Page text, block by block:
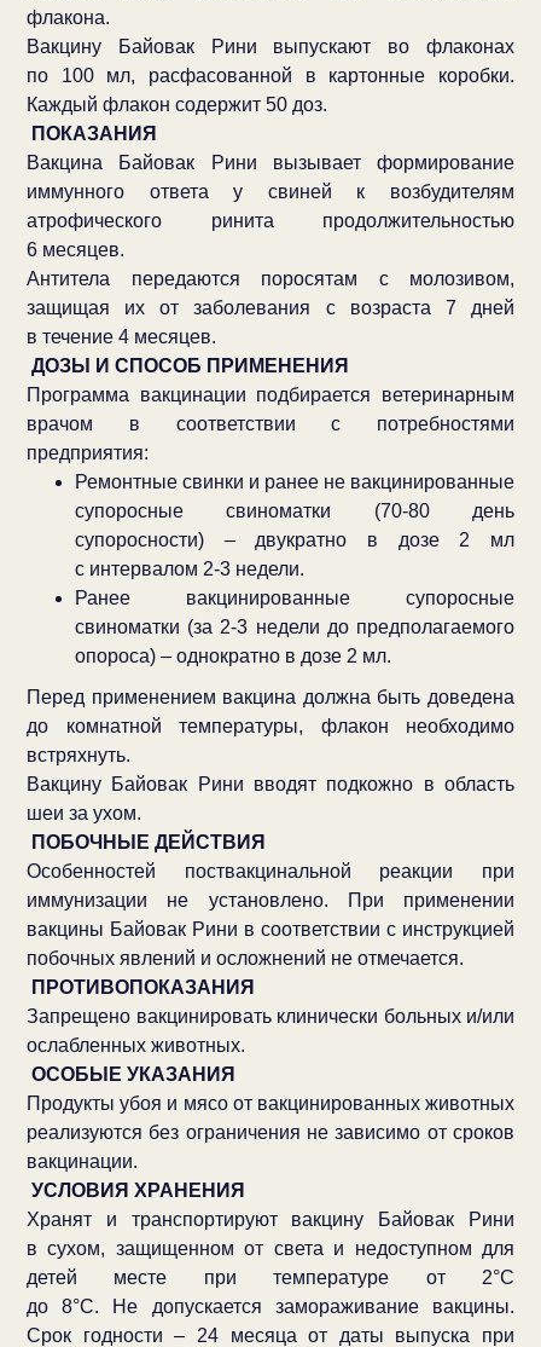
флакона.
Вакцину Байовак Рини выпускают во флаконах
по 100 мл, расфасованной в картонные коробки.
Каждый флакон содержит 50 доз.
ПОКАЗАНИЯ
Вакцина Байовак Рини вызывает формирование
иммунного ответа у свиней к возбудителям
атрофического ринита продолжительностью
6 месяцев.
Антитела передаются поросятам с молозивом,
защищая их от заболевания с возраста 7 дней
в течение 4 месяцев.
ДОЗЫ И СПОСОБ ПРИМЕНЕНИЯ
Программа вакцинации подбирается ветеринарным
врачом в соответствии с потребностями
предприятия:
Ремонтные свинки и ранее не вакцинированные
супоросные свиноматки (70-80 день
супоросности) – двукратно в дозе 2 мл
с интервалом 2-3 недели.
Ранее вакцинированные супоросные
свиноматки (за 2-3 недели до предполагаемого
опороса) – однократно в дозе 2 мл.
Перед применением вакцина должна быть доведена
до комнатной температуры, флакон необходимо
встряхнуть.
Вакцину Байовак Рини вводят подкожно в область
шеи за ухом.
ПОБОЧНЫЕ ДЕЙСТВИЯ
Особенностей поствакцинальной реакции при
иммунизации не установлено. При применении
вакцины Байовак Рини в соответствии с инструкцией
побочных явлений и осложнений не отмечается.
ПРОТИВОПОКАЗАНИЯ
Запрещено вакцинировать клинически больных и/или
ослабленных животных.
ОСОБЫЕ УКАЗАНИЯ
Продукты убоя и мясо от вакцинированных животных
реализуются без ограничения не зависимо от сроков
вакцинации.
УСЛОВИЯ ХРАНЕНИЯ
Хранят и транспортируют вакцину Байовак Рини
в сухом, защищенном от света и недоступном для
детей месте при температуре от 2°С
до 8°С. Не допускается замораживание вакцины.
Срок годности – 24 месяца от даты выпуска при